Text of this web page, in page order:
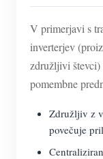
V primerjavi s
inverterjev
združljivi
pomembne
Združljiv z
povečuje